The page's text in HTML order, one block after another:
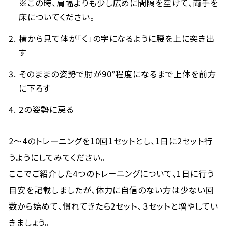
※この時、肩幅よりも少し広めに間隔を空けて、両手を
床についてください。
横から見て体が「く」の字になるように腰を上に突き出
す
そのままの姿勢で肘が90°程度になるまで上体を前方
に下ろす
2の姿勢に戻る
2～4のトレーニングを10回1セットとし、1日に2セット行
うようにしてみてください。
ここでご紹介した4つのトレーニングについて、1日に行う
目安を記載しましたが、体力に自信のない方は少ない回
数から始めて、慣れてきたら2セット、３セットと増やしてい
きましょう。